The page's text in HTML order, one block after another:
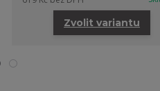
Zvolit variantu